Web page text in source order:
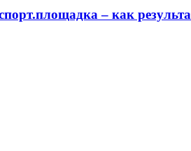
– как